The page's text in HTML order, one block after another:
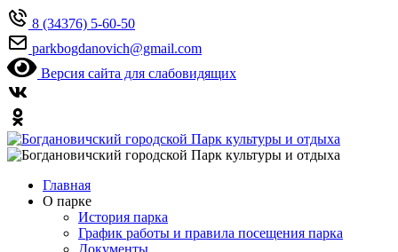
8 (34376) 5-60-50
parkbogdanovich@gmail.com
Версия сайта для слабовидящих
Главная
О парке
История парка
График работы и правила посещения парка
Документы